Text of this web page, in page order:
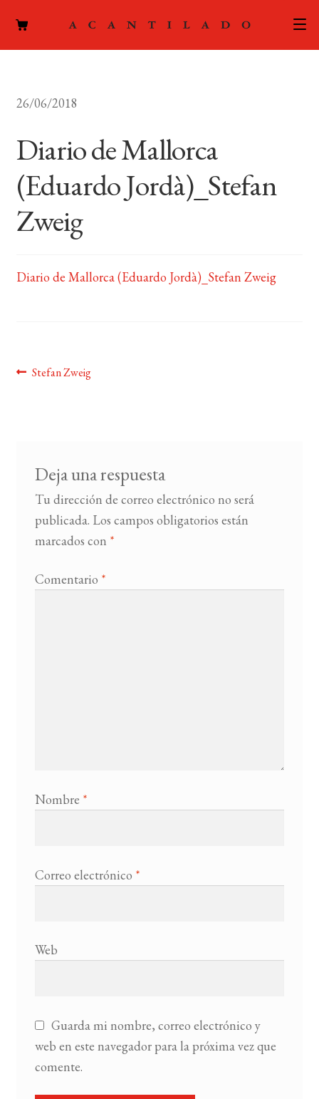
ACTUALIDAD
PODCAST
CONTACTO
26/06/2018
Diario de Mallorca
(Eduardo Jordà)_Stefan
Zweig
Diario de Mallorca (Eduardo Jordà)_Stefan Zweig
Navegación
Anterior:
Stefan Zweig
Deja una respuesta
Tu dirección de correo electrónico no será
publicada. Los campos obligatorios están
marcados con *
Comentario *
Nombre *
Correo electrónico *
Web
Guarda mi nombre, correo electrónico y
web en este navegador para la próxima vez que
comente.